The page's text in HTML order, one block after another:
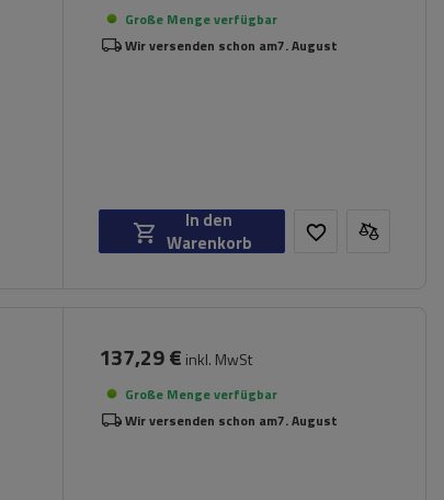
Große Menge verfügbar
Wir versenden schon am7. August
In den
Warenkorb
137,29 € inkl. MwSt
Große Menge verfügbar
Wir versenden schon am7. August